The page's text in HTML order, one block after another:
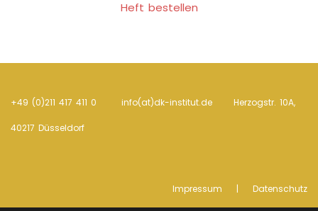
Heft bestellen
+49 (0)211 417 411 0 info(at)dk-institut.de Her­zogstr. 10A,
40217 Düsseldorf
Impressum | Datenschutz